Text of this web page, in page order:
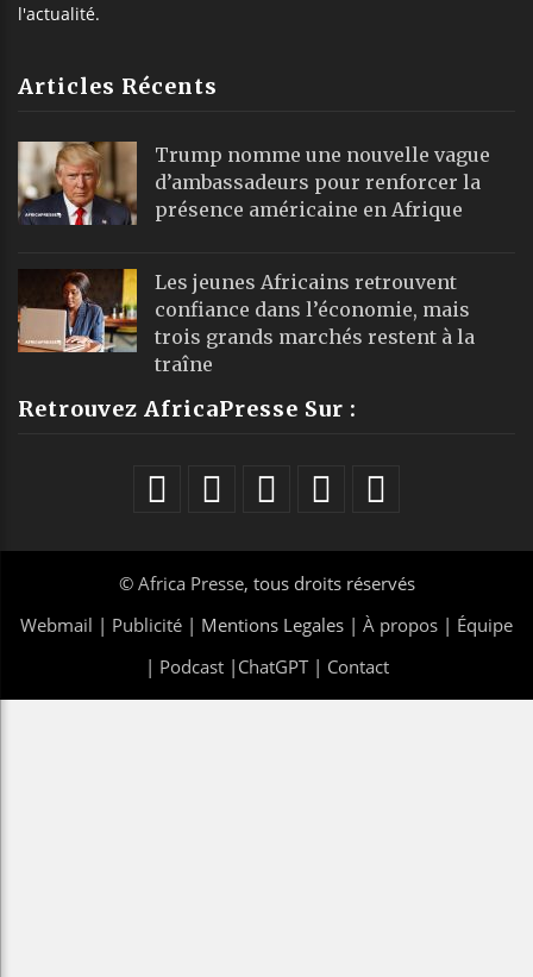
l'actualité.
Articles Récents
Trump nomme une nouvelle vague
d’ambassadeurs pour renforcer la
présence américaine en Afrique
Les jeunes Africains retrouvent
confiance dans l’économie, mais
trois grands marchés restent à la
traîne
Retrouvez AfricaPresse Sur :
© Africa Presse, tous droits réservés
Webmail | Publicité | Mentions Legales | À propos | Équipe
| Podcast| ChatGPT| Contact